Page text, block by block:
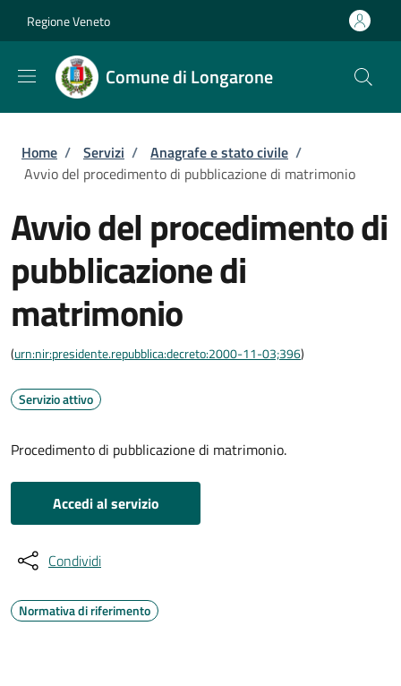
Regione Veneto
Comune di Longarone
Briciole di pane
Home / Servizi / Anagrafe e stato civile /
Avvio del procedimento di pubblicazione di matrimonio
Avvio del procedimento di
pubblicazione di
matrimonio
(urn:nir:presidente.repubblica:decreto:2000-11-03;396)
Servizio attivo
Procedimento di pubblicazione di matrimonio.
Accedi al servizio
Condividi
Normativa di riferimento